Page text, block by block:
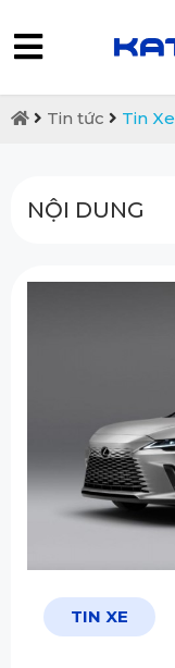
Tin tức Tin Xe
NỘI DUNG
TIN XE